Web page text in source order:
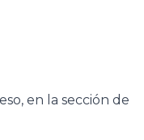
en la sección de